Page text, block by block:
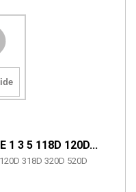
1 3 5 118D 120D...
318D 320D 520D